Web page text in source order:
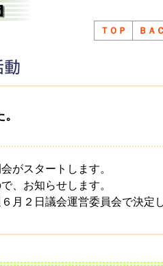
ＴＯＰ ＢＡ
がスタートします。
、お知らせします。
月２日議会運営委員会で決定